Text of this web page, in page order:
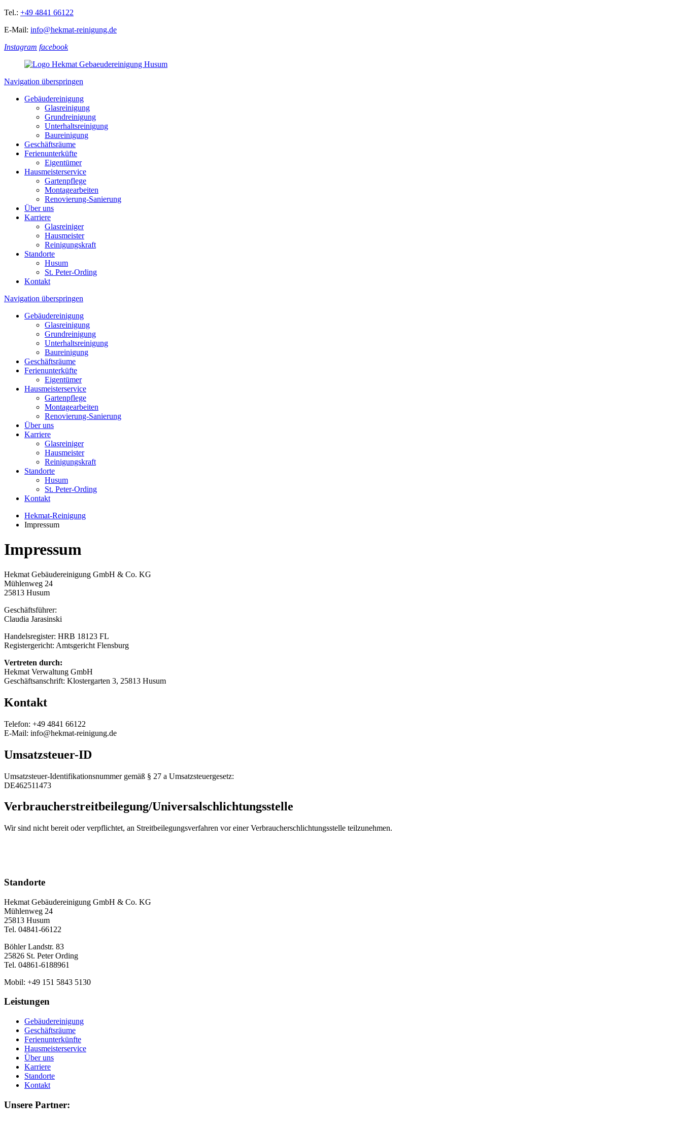
Tel.: +49 4841 66122
E-Mail: info@hekmat-reinigung.de
Instagram facebook
Navigation überspringen
Gebäudereinigung
Glasreinigung
Grundreinigung
Unterhaltsreinigung
Baureinigung
Geschäftsräume
Ferienunterküfte
Eigentümer
Hausmeisterservice
Gartenpflege
Montagearbeiten
Renovierung-Sanierung
Über uns
Karriere
Glasreiniger
Hausmeister
Reinigungskraft
Standorte
Husum
St. Peter-Ording
Kontakt
Navigation überspringen
Gebäudereinigung
Glasreinigung
Grundreinigung
Unterhaltsreinigung
Baureinigung
Geschäftsräume
Ferienunterküfte
Eigentümer
Hausmeisterservice
Gartenpflege
Montagearbeiten
Renovierung-Sanierung
Über uns
Karriere
Glasreiniger
Hausmeister
Reinigungskraft
Standorte
Husum
St. Peter-Ording
Kontakt
Hekmat-Reinigung
Impressum
Impressum
Hekmat Gebäudereinigung GmbH & Co. KG
Mühlenweg 24
25813 Husum
Geschäftsführer:
Claudia Jarasinski
Handelsregister: HRB 18123 FL
Registergericht: Amtsgericht Flensburg
Vertreten durch:
Hekmat Verwaltung GmbH
Geschäftsanschrift: Klostergarten 3, 25813 Husum
Kontakt
Telefon: +49 4841 66122
E-Mail: info@hekmat-reinigung.de
Umsatzsteuer-ID
Umsatzsteuer-Identifikationsnummer gemäß § 27 a Umsatzsteuergesetz:
DE462511473
Verbraucherstreitbeilegung/Universalschlichtungsstelle
Wir sind nicht bereit oder verpflichtet, an Streitbeilegungsverfahren vor einer Verbraucherschlichtungsstelle teilzunehmen.
Standorte
Hekmat Gebäudereinigung GmbH & Co. KG
Mühlenweg 24
25813 Husum
Tel. 04841-66122
Böhler Landstr. 83
25826 St. Peter Ording
Tel. 04861-6188961
Mobil: +49 151 5843 5130
Leistungen
Gebäudereinigung
Geschäftsräume
Ferienunterkünfte
Hausmeisterservice
Über uns
Karriere
Standorte
Kontakt
Unsere Partner: